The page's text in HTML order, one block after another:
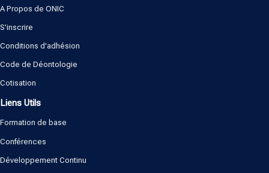
A Propos de ONIC
S'inscrire
Conditions d'adhésion
Code de Déontologie
Cotisation
Liens Utils
Formation de base
Conférences
Développement Continu